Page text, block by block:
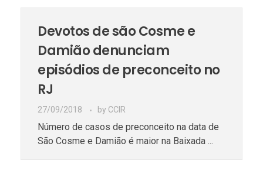
Devotos de são Cosme e
Damião denunciam
episódios de preconceito no
RJ
27/09/2018 by CCIR
Número de casos de preconceito na data de
São Cosme e Damião é maior na Baixada ...